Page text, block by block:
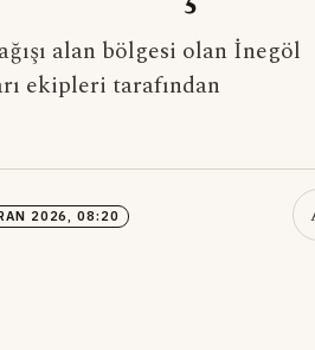
alan bölgesi olan İnegöl
ekipleri tarafından
2026, 08:20